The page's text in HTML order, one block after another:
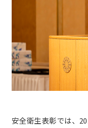
安全衛生表彰では、